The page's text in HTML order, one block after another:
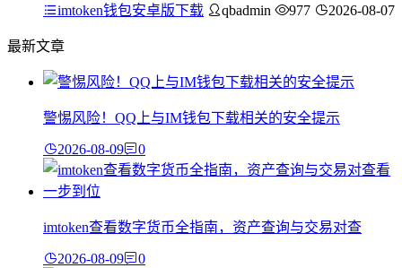
imtoken钱包安卓版下载 qbadmin 977 2026-08-07
最新文章
警惕风险！QQ上与IM钱包下载相关的安全提示
2026-08-09 0
imtoken查看数字货币全指南，资产查询与交易对查
2026-08-09 0